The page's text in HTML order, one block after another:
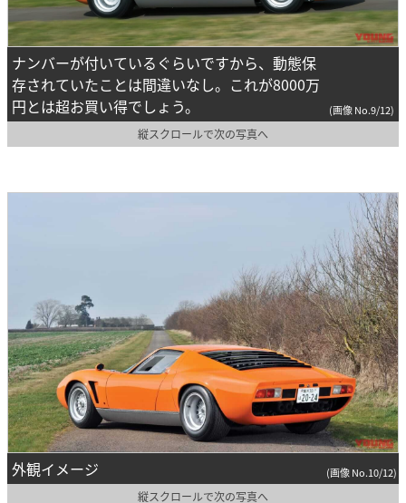
ナンバーが付いているぐらいですから、動態保
存されていたことは間違いなし。これが8000万
円とは超お買い得でしょう。
(画像 No.9/12)
縦スクロールで次の写真へ
外観イメージ (画像 No.10/12)
縦スクロールで次の写真へ